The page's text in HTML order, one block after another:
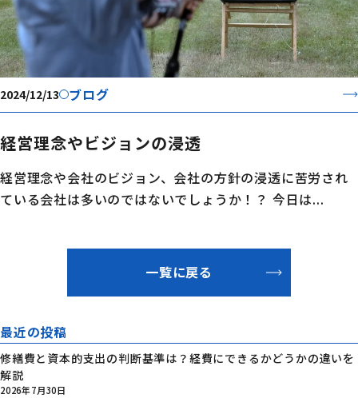
2024/12/13 ブログ
経営理念やビジョンの浸透
経営理念や会社のビジョン、会社の方針の浸透に苦労され
ている会社は多いのではないでしょうか！？ 今日は...
一覧に戻る
最近の投稿
修繕費と資本的支出の判断基準は？経費にできるかどうかの違いを
解説
2026年7月30日